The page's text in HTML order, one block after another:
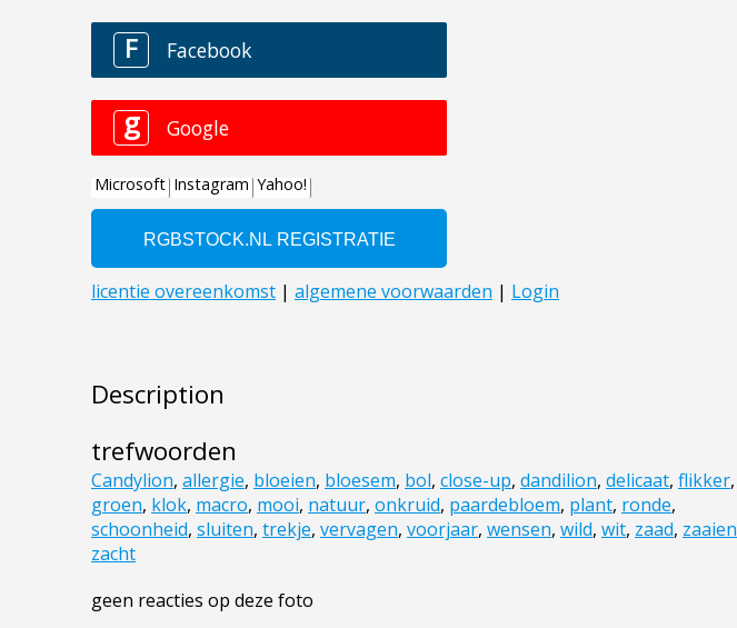
Description
trefwoorden
Candylion, allergie, bloeien, bloesem, bol, close-up, dandilion, delicaat, flikker,
groen, klok, macro, mooi, natuur, onkruid, paardebloem, plant, ronde,
schoonheid, sluiten, trekje, vervagen, voorjaar, wensen, wild, wit, zaad, zaaien
zacht
geen reacties op deze foto